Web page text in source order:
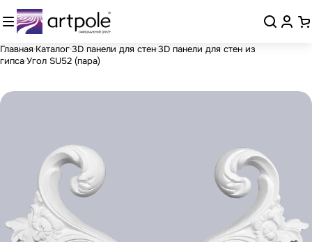
Главная Каталог3D панели для стен3D панели для стен из
гипсаУгол SU52 (пара)